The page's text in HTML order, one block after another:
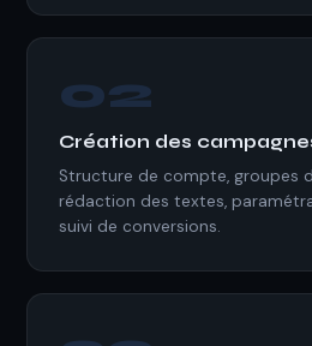
02
Création des
Structure de compte, groupes
rédaction des textes,
suivi de conversions.